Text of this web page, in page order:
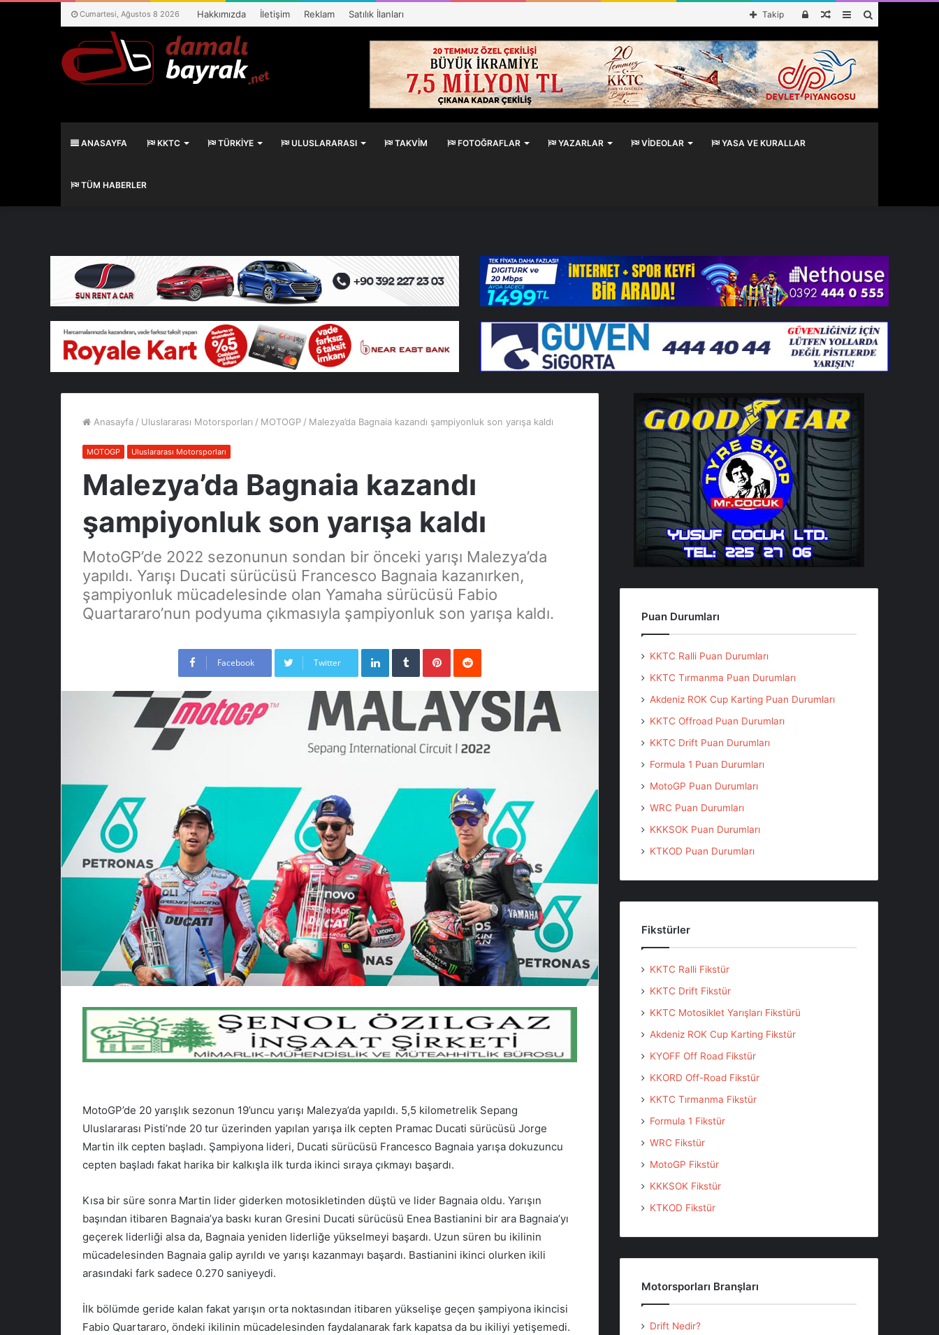
Cumartesi, Ağustos 8 2026 Hakkımızda İletişim Reklam Satılık İlanları
yap
...
Kenar
Bölmesi
Rastgele
Makale
Kayıt
Ol
Takip
ANASAYFA KKTC TÜRKIYE ULUSLARARASI TAKVIM FOTOĞRAFLAR YAZARLAR VIDEOLAR YASA VE KURALLAR
TÜM HABERLER
Anasayfa / Uluslararası Motorsporları / MOTOGP / Malezya’da Bagnaia kazandı şampiyonluk son yarışa kaldı
MOTOGP Uluslararası Motorsporları
Malezya’da Bagnaia kazandı
şampiyonluk son yarışa kaldı
MotoGP’de 2022 sezonunun sondan bir önceki yarışı Malezya’da
yapıldı. Yarışı Ducati sürücüsü Francesco Bagnaia kazanırken,
şampiyonluk mücadelesinde olan Yamaha sürücüsü Fabio
Quartararo’nun podyuma çıkmasıyla şampiyonluk son yarışa kaldı.
Facebook Twitter
LinkedInTumblrPinterestReddit
MotoGP’de 20 yarışlık sezonun 19’uncu yarışı Malezya’da yapıldı. 5,5 kilometrelik Sepang
Uluslararası Pisti’nde 20 tur üzerinden yapılan yarışa ilk cepten Pramac Ducati sürücüsü Jorge
Martin ilk cepten başladı. Şampiyona lideri, Ducati sürücüsü Francesco Bagnaia yarışa dokuzuncu
cepten başladı fakat harika bir kalkışla ilk turda ikinci sıraya çıkmayı başardı.
Kısa bir süre sonra Martin lider giderken motosikletinden düştü ve lider Bagnaia oldu. Yarışın
başından itibaren Bagnaia’ya baskı kuran Gresini Ducati sürücüsü Enea Bastianini bir ara Bagnaia’yı
geçerek liderliği alsa da, Bagnaia yeniden liderliğe yükselmeyi başardı. Uzun süren bu ikilinin
mücadelesinden Bagnaia galip ayrıldı ve yarışı kazanmayı başardı. Bastianini ikinci olurken ikili
arasındaki fark sadece 0.270 saniyeydi.
İlk bölümde geride kalan fakat yarışın orta noktasından itibaren yükselişe geçen şampiyona ikincisi
Fabio Quartararo, öndeki ikilinin mücadelesinden faydalanarak fark kapatsa da bu ikiliyi yetişemedi.
Puan Durumları
KKTC Ralli Puan Durumları
KKTC Tırmanma Puan Durumları
Akdeniz ROK Cup Karting Puan Durumları
KKTC Offroad Puan Durumları
KKTC Drift Puan Durumları
Formula 1 Puan Durumları
MotoGP Puan Durumları
WRC Puan Durumları
KKKSOK Puan Durumları
KTKOD Puan Durumları
Fikstürler
KKTC Ralli Fikstür
KKTC Drift Fikstür
KKTC Motosiklet Yarışları Fikstürü
Akdeniz ROK Cup Karting Fikstür
KYOFF Off Road Fikstür
KKORD Off-Road Fikstür
KKTC Tırmanma Fikstür
Formula 1 Fikstür
WRC Fikstür
MotoGP Fikstür
KKKSOK Fikstür
KTKOD Fikstür
Motorsporları Branşları
Drift Nedir?